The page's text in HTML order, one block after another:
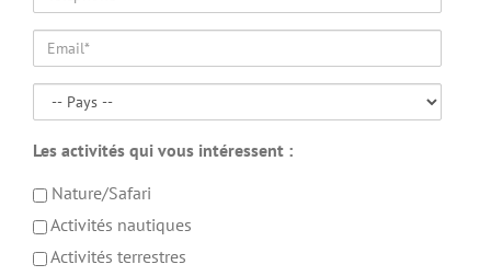
Email*
Les activités qui vous intéressent :
Nature/Safari
Activités nautiques
Activités terrestres